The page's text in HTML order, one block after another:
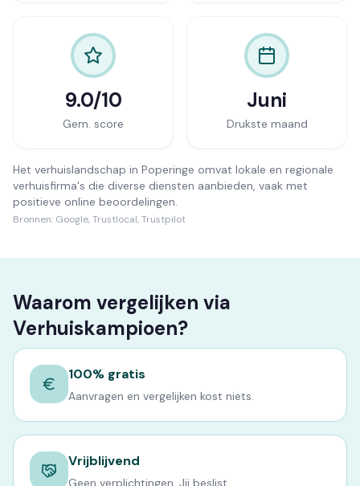
9.0/10
Gem. score
Juni
Drukste maand
Het verhuislandschap in Poperinge omvat lokale en regionale
verhuisfirma's die diverse diensten aanbieden, vaak met
positieve online beoordelingen.
Bronnen: Google, Trustlocal, Trustpilot
Waarom vergelijken via
Verhuiskampioen?
100% gratis
Aanvragen en vergelijken kost niets.
Vrijblijvend
Geen verplichtingen. Jij beslist.